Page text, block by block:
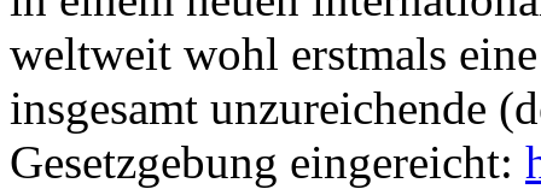
weltweit wohl erstmals
insgesamt unzureichende
Gesetzgebung eingereicht: